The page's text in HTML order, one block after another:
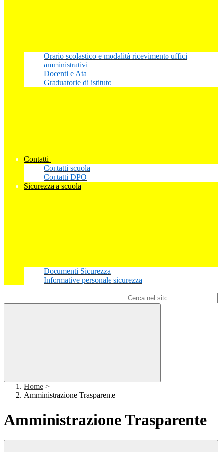
Orario scolastico e modalità ricevimento uffici
amministrativi
Docenti e Ata
Graduatorie di istituto
Contatti
Contatti scuola
Contatti DPO
Sicurezza a scuola
Documenti Sicurezza
Informative personale sicurezza
Home >
Amministrazione Trasparente
Amministrazione Trasparente